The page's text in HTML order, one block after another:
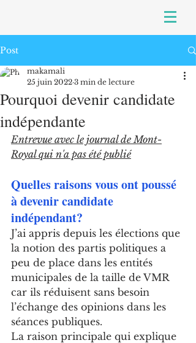
Post
Pourquoi devenir candidate
indépendante
makamali
25 juin 2022 3 min de lecture
Entrevue avec le journal de Mont-
Royal qui n'a pas été publié
Quelles raisons vous ont poussé
à devenir candidate
indépendant?
J’ai appris depuis les élections que
la notion des partis politiques a
peu de place dans les entités
municipales de la taille de VMR
car ils réduisent sans besoin
l’échange des opinions dans les
séances publiques.
La raison principale qui explique